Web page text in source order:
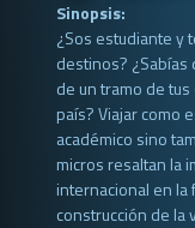
Sinopsis:
¿Sos estudiante y
destinos? ¿Sabías
de un tramo de
país? Viajar como
académico sino
micros resaltan la
internacional en
construcción de la